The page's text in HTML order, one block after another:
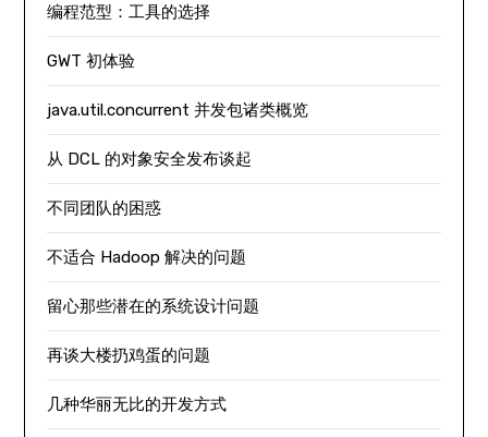
编程范型：工具的选择
GWT 初体验
java.util.concurrent 并发包诸类概览
从 DCL 的对象安全发布谈起
不同团队的困惑
不适合 Hadoop 解决的问题
留心那些潜在的系统设计问题
再谈大楼扔鸡蛋的问题
几种华丽无比的开发方式